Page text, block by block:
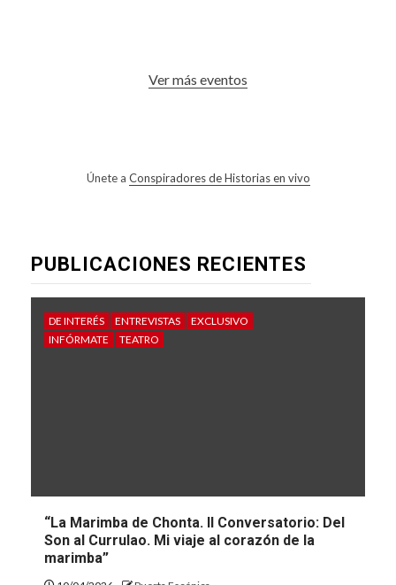
Ver más eventos
Únete a Conspiradores de Historias en vivo
PUBLICACIONES RECIENTES
DE INTERÉS ENTREVISTAS
EXCLUSIVO
INFÓRMATE
TEATRO
“La Marimba de Chonta. II Conversatorio: Del
Son al Currulao. Mi viaje al corazón de la
marimba”